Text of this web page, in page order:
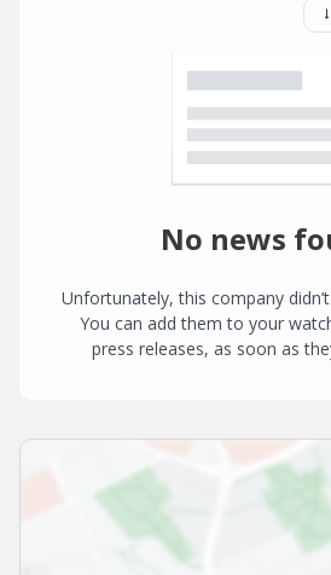
No news
Unfortunately, this company
You can add them to your
press releases, as soon as